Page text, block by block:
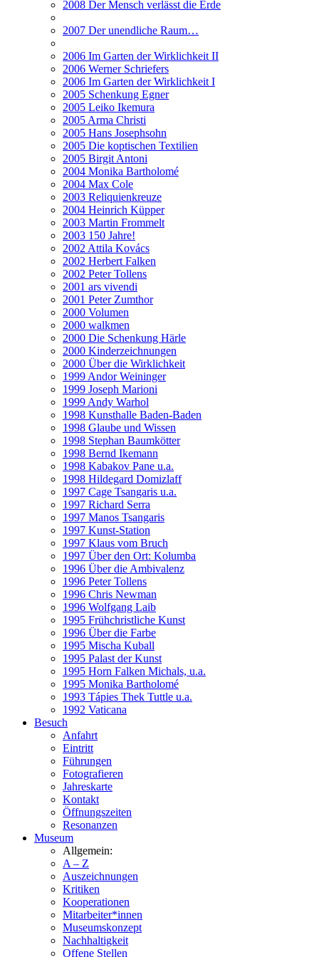
2008 Der Mensch verlässt die Erde
2007 Der unendliche Raum…
2006 Im Garten der Wirklichkeit II
2006 Werner Schriefers
2006 Im Garten der Wirklichkeit I
2005 Schenkung Egner
2005 Leiko Ikemura
2005 Arma Christi
2005 Hans Josephsohn
2005 Die koptischen Textilien
2005 Birgit Antoni
2004 Monika Bartholomé
2004 Max Cole
2003 Reliquienkreuze
2004 Heinrich Küpper
2003 Martin Frommelt
2003 150 Jahre!
2002 Attila Kovács
2002 Herbert Falken
2002 Peter Tollens
2001 ars vivendi
2001 Peter Zumthor
2000 Volumen
2000 walkmen
2000 Die Schenkung Härle
2000 Kinderzeichnungen
2000 Über die Wirklichkeit
1999 Andor Weininger
1999 Joseph Marioni
1999 Andy Warhol
1998 Kunsthalle Baden-Baden
1998 Glaube und Wissen
1998 Stephan Baumkötter
1998 Bernd Ikemann
1998 Kabakov Pane u.a.
1998 Hildegard Domizlaff
1997 Cage Tsangaris u.a.
1997 Richard Serra
1997 Manos Tsangaris
1997 Kunst-Station
1997 Klaus vom Bruch
1997 Über den Ort: Kolumba
1996 Über die Ambivalenz
1996 Peter Tollens
1996 Chris Newman
1996 Wolfgang Laib
1995 Frühchristliche Kunst
1996 Über die Farbe
1995 Mischa Kuball
1995 Palast der Kunst
1995 Horn Falken Michals, u.a.
1995 Monika Bartholomé
1993 Tápies Thek Tuttle u.a.
1992 Vaticana
Besuch
Anfahrt
Eintritt
Führungen
Fotografieren
Jahreskarte
Kontakt
Öffnungszeiten
Resonanzen
Museum
Allgemein:
A – Z
Auszeichnungen
Kritiken
Kooperationen
Mitarbeiter*innen
Museumskonzept
Nachhaltigkeit
Offene Stellen